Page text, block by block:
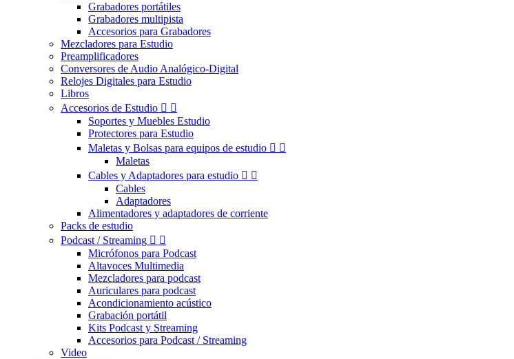
Grabadores portátiles
Grabadores multipista
Accesorios para Grabadores
Mezcladores para Estudio
Preamplificadores
Conversores de Audio Analógico-Digital
Relojes Digitales para Estudio
Libros
Accesorios de Estudio  
Soportes y Muebles Estudio
Protectores para Estudio
Maletas y Bolsas para equipos de estudio  
Maletas
Cables y Adaptadores para estudio  
Cables
Adaptadores
Alimentadores y adaptadores de corriente
Packs de estudio
Podcast / Streaming  
Micrófonos para Podcast
Altavoces Multimedia
Mezcladores para podcast
Auriculares para podcast
Acondicionamiento acústico
Grabación portátil
Kits Podcast y Streaming
Accesorios para Podcast / Streaming
Video